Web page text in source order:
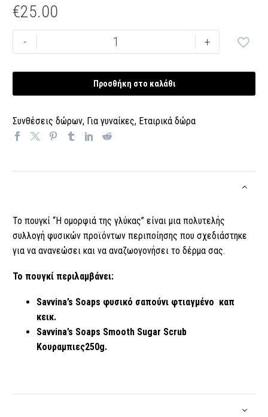
€25.00
-
ομορφιά
''
+
Προσθήκη στο καλάθι
Συνθέσεις δώρων, Για γυναίκες, Εταιρικά δώρα
Το πουγκί “Η ομορφιά της γλύκας” είναι μια πολυτελής
συλλογή φυσικών προϊόντων περιποίησης που σχεδιάστηκε
για να ανανεώσει και να αναζωογονήσει το δέρμα σας.
Το πουγκί περιλαμβάνει:
Savvina’s Soaps φυσικό σαπούνι φτιαγμένο καπ
κεικ.
Savvina’s Soaps Smooth Sugar Scrub
Κουραμπιες250g.